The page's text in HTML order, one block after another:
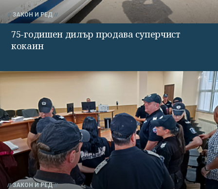
ЗАКОН И РЕД
75-годишен дилър продава суперчист
кокаин
ЗАКОН И РЕД